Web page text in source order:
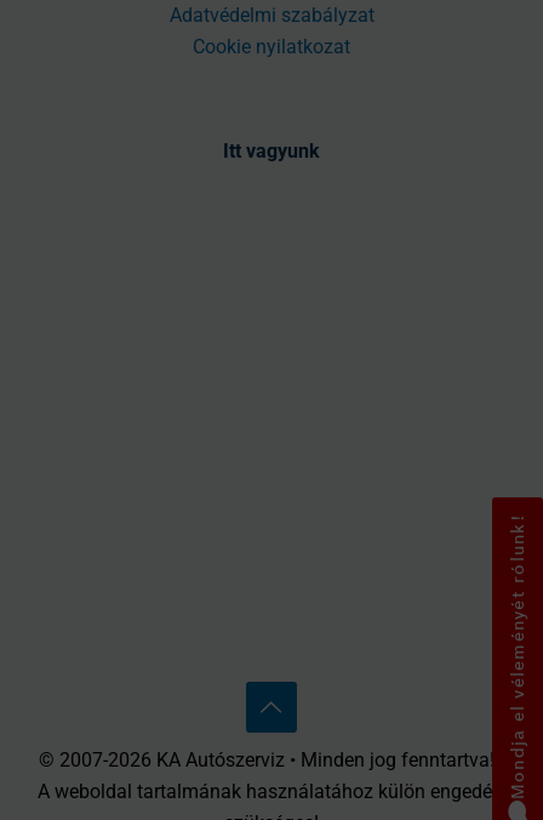
Adatvédelmi szabályzat
Cookie nyilatkozat
Itt vagyunk
Mondja el véleményét rólunk!
© 2007-2026 KA Autószerviz • Minden jog fenntartva! •
A weboldal tartalmának használatához külön engedély